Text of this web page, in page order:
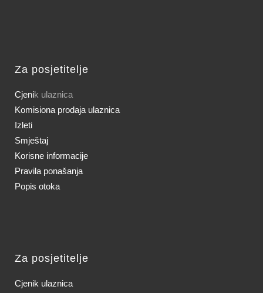
Za posjetitelje
Cjenik ulaznica
Komisiona prodaja ulaznica
Izleti
Smještaj
Korisne informacije
Pravila ponašanja
Popis otoka
Za posjetitelje
Cjenik ulaznica